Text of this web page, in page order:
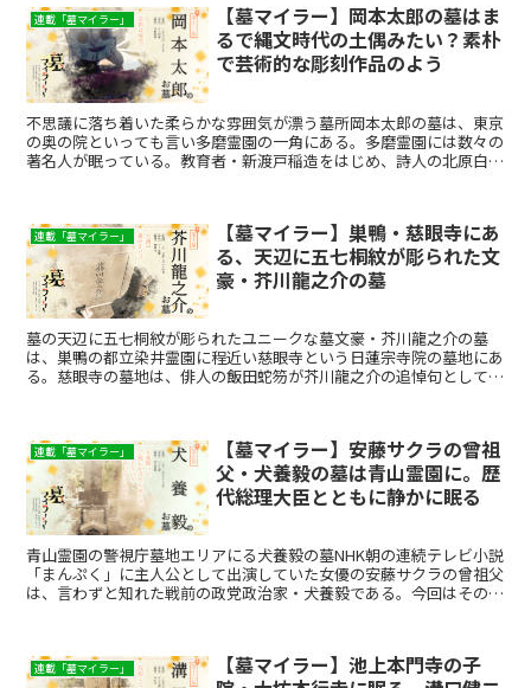
連載「墓マイラー」
【墓マイラー】岡本太郎の墓はま
るで縄文時代の土偶みたい？素朴
で芸術的な彫刻作品のよう
不思議に落ち着いた柔らかな雰囲気が漂う墓所岡本太郎の墓は、東京
の奥の院といっても言い多磨霊園の一角にある。多磨霊園には数々の
著名人が眠っている。教育者・新渡戸稲造をはじめ、詩人の北原白
連載「墓マイラー」
【墓マイラー】巣鴨・慈眼寺にあ
る、天辺に五七桐紋が彫られた文
豪・芥川龍之介の墓
墓の天辺に五七桐紋が彫られたユニークな墓文豪・芥川龍之介の墓
は、巣鴨の都立染井霊園に程近い慈眼寺という日蓮宗寺院の墓地にあ
る。慈眼寺の墓地は、俳人の飯田蛇笏が芥川龍之介の追悼句として詠
連載「墓マイラー」
【墓マイラー】安藤サクラの曾祖
父・犬養毅の墓は青山霊園に。歴
代総理大臣とともに静かに眠る
青山霊園の警視庁墓地エリアにる犬養毅の墓NHK朝の連続テレビ小説
「まんぷく」に主人公として出演していた女優の安藤サクラの曾祖父
は、言わずと知れた戦前の政党政治家・犬養毅である。今回はその犬
連載「墓マイラー」
【墓マイラー】池上本門寺の子